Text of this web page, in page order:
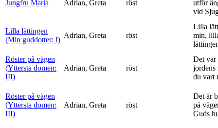
Jungfru Maria Adrian, Greta röst
utför
vid
Lilla lättingen
(Min guddotter: I)
Adrian, Greta röst
Lilla
min,
Röster på vägen
(Yttersta domen:
III)
Adrian, Greta röst
Det var
jordens
du vart
Röster på vägen
(Yttersta domen:
III)
Adrian, Greta röst
Det är
på
Guds